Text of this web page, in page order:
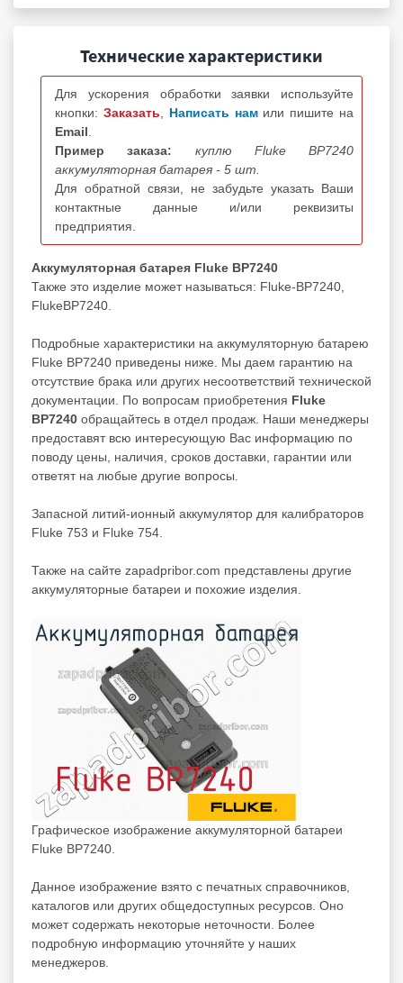
Технические характеристики
Для ускорения обработки заявки используйте
кнопки: Заказать Написать нам или пишите на
Email
Пример заказа:
куплю Fluke BP7240
аккумуляторная батарея - 5 шт.
Для обратной связи, не забудьте указать Ваши
контактные данные и/или реквизиты
предприятия.
Аккумуляторная батарея Fluke BP7240
Также это изделие может называться: Fluke-BP7240,
FlukeBP7240.
Подробные характеристики на аккумуляторную батарею
Fluke BP7240 приведены ниже. Мы даем гарантию на
отсутствие брака или других несоответствий технической
документации. По вопросам приобретения Fluke
BP7240 обращайтесь в отдел продаж. Наши менеджеры
предоставят всю интересующую Вас информацию по
поводу цены, наличия, сроков доставки, гарантии или
ответят на любые другие вопросы.
Запасной литий-ионный аккумулятор для калибраторов
Fluke 753 и Fluke 754.
Также на сайте zapadpribor.com представлены другие
аккумуляторные батареи и похожие изделия.
Графическое изображение аккумуляторной батареи
Fluke BP7240.
Данное изображение взято с печатных справочников,
каталогов или других общедоступных ресурсов. Оно
может содержать некоторые неточности. Более
подробную информацию уточняйте у наших
менеджеров.